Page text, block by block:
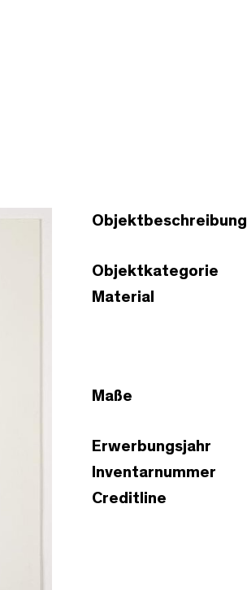
Objektbeschreibung
Objektkategorie
Material
Maße
Erwerbungsjahr
Inventarnummer
Creditline